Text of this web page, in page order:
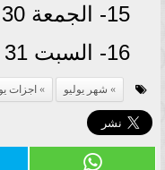
15- الجمعة 30 يوليو عطلة رسمية
16- السبت 31 يوليو عطلة رسمية
شهر يوليو اجزات